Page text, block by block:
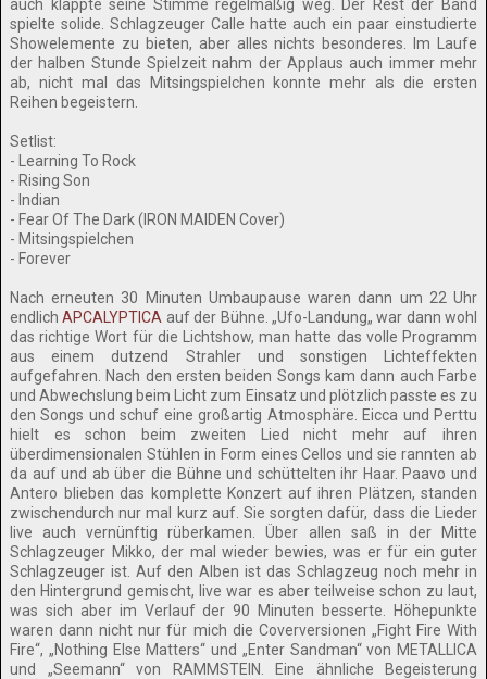
auch klappte seine Stimme regelmäßig weg. Der Rest der Band
spielte solide. Schlagzeuger Calle hatte auch ein paar einstudierte
Showelemente zu bieten, aber alles nichts besonderes. Im Laufe
der halben Stunde Spielzeit nahm der Applaus auch immer mehr
ab, nicht mal das Mitsingspielchen konnte mehr als die ersten
Reihen begeistern.
Setlist:
- Learning To Rock
- Rising Son
- Indian
- Fear Of The Dark (IRON MAIDEN Cover)
- Mitsingspielchen
- Forever
Nach erneuten 30 Minuten Umbaupause waren dann um 22 Uhr
endlichAPCALYPTICA auf der Bühne. „Ufo-Landung„ war dann wohl
das richtige Wort für die Lichtshow, man hatte das volle Programm
aus einem dutzend Strahler und sonstigen Lichteffekten
aufgefahren. Nach den ersten beiden Songs kam dann auch Farbe
und Abwechslung beim Licht zum Einsatz und plötzlich passte es zu
den Songs und schuf eine großartig Atmosphäre. Eicca und Perttu
hielt es schon beim zweiten Lied nicht mehr auf ihren
überdimensionalen Stühlen in Form eines Cellos und sie rannten ab
da auf und ab über die Bühne und schüttelten ihr Haar. Paavo und
Antero blieben das komplette Konzert auf ihren Plätzen, standen
zwischendurch nur mal kurz auf. Sie sorgten dafür, dass die Lieder
live auch vernünftig rüberkamen. Über allen saß in der Mitte
Schlagzeuger Mikko, der mal wieder bewies, was er für ein guter
Schlagzeuger ist. Auf den Alben ist das Schlagzeug noch mehr in
den Hintergrund gemischt, live war es aber teilweise schon zu laut,
was sich aber im Verlauf der 90 Minuten besserte. Höhepunkte
waren dann nicht nur für mich die Coverversionen „Fight Fire With
Fire“, „Nothing Else Matters“ und „Enter Sandman“ von METALLICA
und „Seemann“ von RAMMSTEIN. Eine ähnliche Begeisterung